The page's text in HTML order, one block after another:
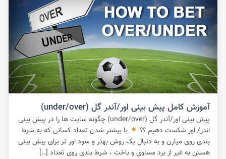
آموزش کامل پیش بینی اور/آندر گل (under/over)
پیش بینی اور/آندر گل (under/over) چگونه سایت ها را در پیش بینی
اندر/ اور شکست دهیم ؟؟
با بیشتر شدن تعداد کسانی که به شرط
بندی روی میارن و به دنبال یک روش بهتر و سود اور تر برای پیش بینی
هستن به غیر از برد مساوی و باخت ، شرط بندی روی تعداد […]